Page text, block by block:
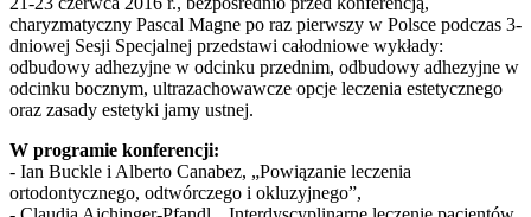
charyzmatyczny Pascal Magne po raz pierwszy w Polsce podczas 3-
dniowej Sesji Specjalnej przedstawi całodniowe wykłady:
odbudowy adhezyjne w odcinku przednim, odbudowy adhezyjne w
odcinku bocznym, ultrazachowawcze opcje leczenia estetycznego
oraz zasady estetyki jamy ustnej.
W programie konferencji:
- Ian Buckle i Alberto Canabez, „Powiązanie leczenia
ortodontycznego, odtwórczego i okluzyjnego”,